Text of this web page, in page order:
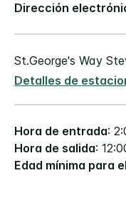
Dirección
St.George's Way
Detalles de
Hora de entrada:
Hora de salida:
Edad mínima para